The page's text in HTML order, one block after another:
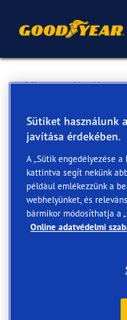
Vissza a listához
Online és az
Elérhetőségek
Sütiket használunk
javítása érdekében.
A „Sütik engedélyezése
kattintva segít nekünk
például emlékezzünk a
webhelyünket, és
bármikor módosíthatja a
Online adatvédelmi